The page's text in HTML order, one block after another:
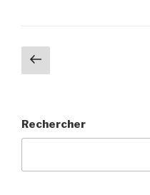
Pagination
des
Page
précédente
Rechercher